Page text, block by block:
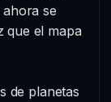
se
que el mapa
de planetas